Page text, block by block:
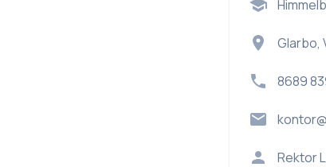
Glarbo,
8689
Rektor